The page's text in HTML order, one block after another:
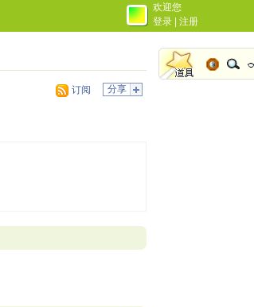
欢迎您
登录
注册
分享
订阅